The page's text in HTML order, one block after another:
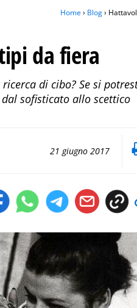
Home› Blog›
da fiera
di cibo? Se si
sofisticato allo scettico
21 giugno 2017